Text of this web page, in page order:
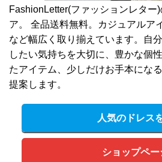
FashionLetter(ファッションレター
ア。 全品送料無料。カジュアルア
など幅広く取り揃えています。自
したい気持ちを大切に、豊かな個
たアイテム、少しだけお手本にな
提案します。
人気のドレス
ショップペー